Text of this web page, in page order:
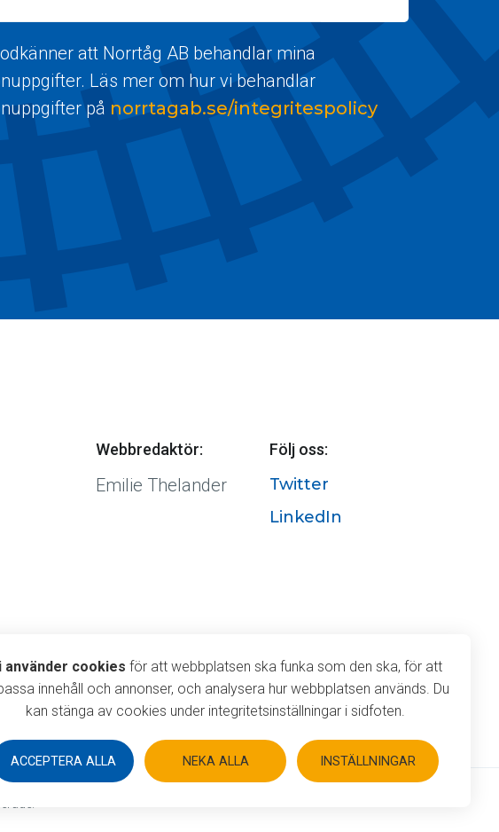
att Norrtåg AB behandlar mina
Läs mer om hur vi behandlar
på norrtagab.se/integritespolicy
Webbredaktör:
Emilie Thelander
Följ oss:
Twitter
LinkedIn
använder cookies
använder cookies för att webbplatsen ska funka som den ska, för att
innehåll och annonser, och analysera hur webbplatsen används. Du
kan stänga av cookies under integritetsinställningar i sidfoten.
ACCEPTERA ALLA NEKA ALLA INSTÄLLNINGAR